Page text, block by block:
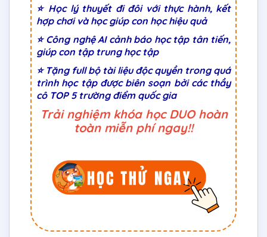
⭐ Học lý thuyết đi đôi với thực hành, kết
hợp chơi và học giúp con học hiệu quả
⭐ Công nghệ AI cảnh báo học tập tân tiến,
giúp con tập trung học tập
⭐ Tặng full bộ tài liệu độc quyền trong quá
trình học tập được biên soạn bởi các thầy
cô TOP 5 trường điểm quốc gia
Trải nghiệm khóa học DUO hoàn
toàn miễn phí ngay!!